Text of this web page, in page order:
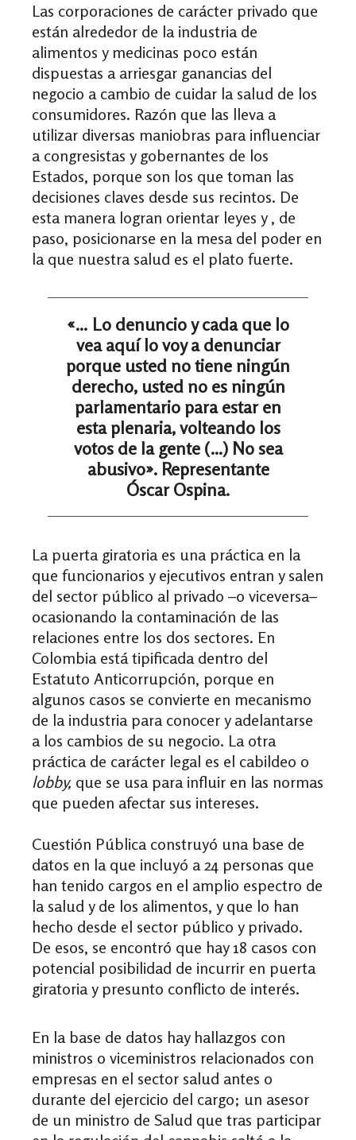
Las corporaciones de carácter privado que
están alrededor de la industria de
alimentos y medicinas poco están
dispuestas a arriesgar ganancias del
negocio a cambio de cuidar la salud de los
consumidores. Razón que las lleva a
utilizar diversas maniobras para influenciar
a congresistas y gobernantes de los
Estados, porque son los que toman las
decisiones claves desde sus recintos. De
esta manera logran orientar leyes y , de
paso, posicionarse en la mesa del poder en
la que nuestra salud es el plato fuerte.
«… Lo denuncio y cada que lo
vea aquí lo voy a denunciar
porque usted no tiene ningún
derecho, usted no es ningún
parlamentario para estar en
esta plenaria, volteando los
votos de la gente (…) No sea
abusivo». Representante
Óscar Ospina.
La puerta giratoria es una práctica en la
que funcionarios y ejecutivos entran y salen
del sector público al privado –o viceversa–
ocasionando la contaminación de las
relaciones entre los dos sectores. En
Colombia está tipificada dentro del
Estatuto Anticorrupción, porque en
algunos casos se convierte en mecanismo
de la industria para conocer y adelantarse
a los cambios de su negocio. La otra
práctica de carácter legal es el cabildeo o
lobby, que se usa para influir en las normas
que pueden afectar sus intereses.
Cuestión Pública construyó una base de
datos en la que incluyó a 24 personas que
han tenido cargos en el amplio espectro de
la salud y de los alimentos, y que lo han
hecho desde el sector público y privado.
De esos, se encontró que hay 18 casos con
potencial posibilidad de incurrir en puerta
giratoria y presunto conflicto de interés.
En la base de datos hay hallazgos con
ministros o viceministros relacionados con
empresas en el sector salud antes o
durante del ejercicio del cargo; un asesor
de un ministro de Salud que tras participar